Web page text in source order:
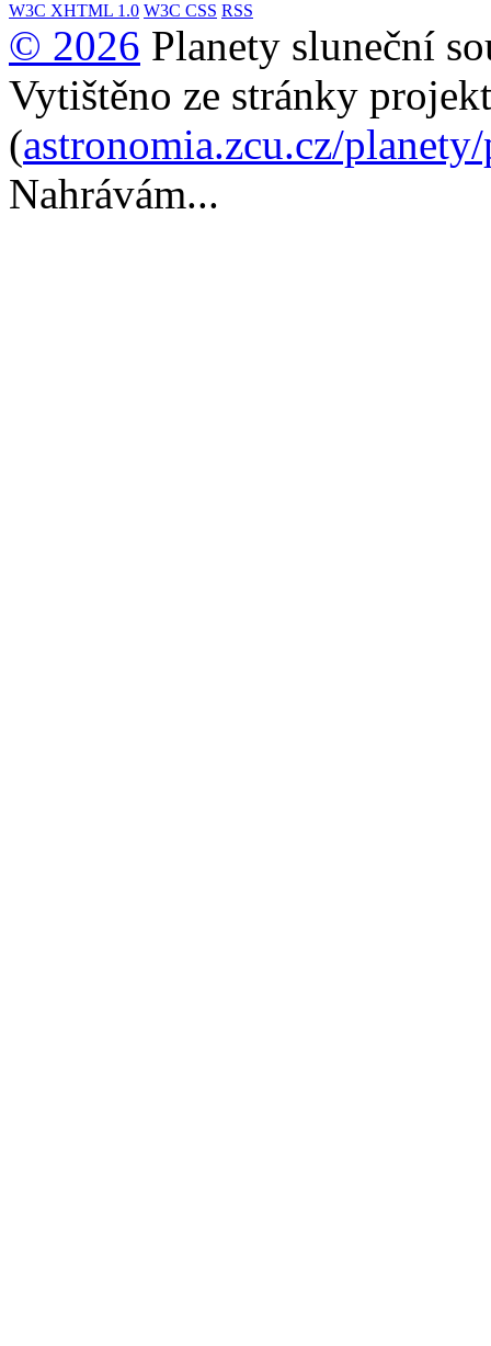
W3C XHTML 1.0 W3C CSS RSS
© 2026 Planety sluneční
Vytištěno ze stránky
(astronomia.zcu.cz/
Nahrávám...